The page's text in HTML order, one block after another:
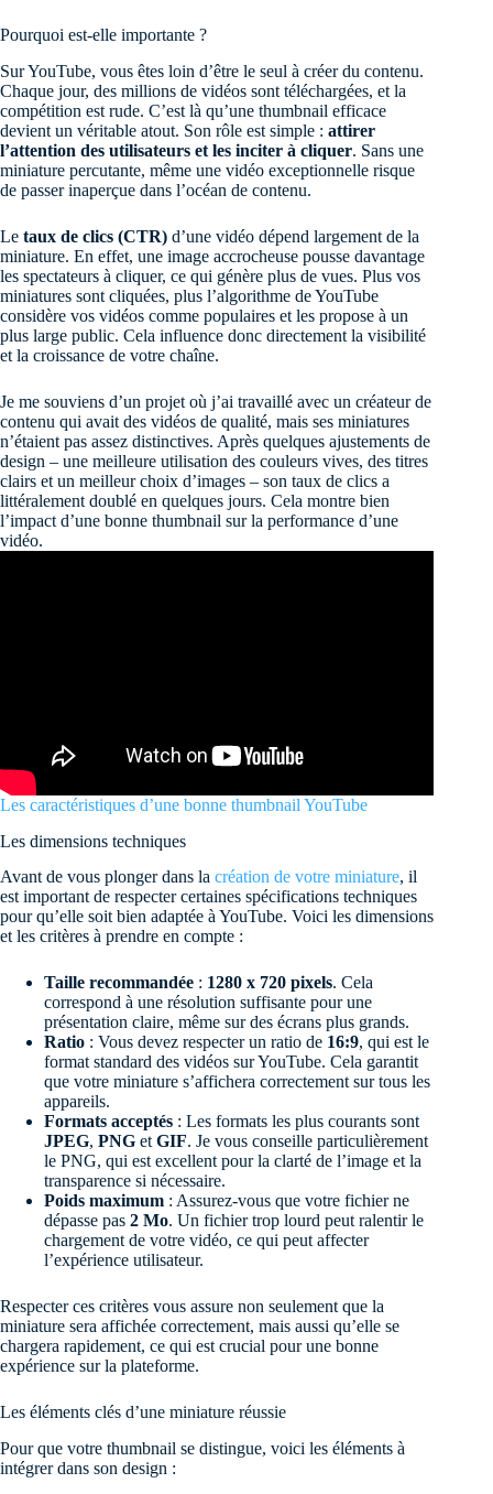
Pourquoi est-elle importante ?
Sur YouTube, vous êtes loin d’être le seul à créer du contenu.
Chaque jour, des millions de vidéos sont téléchargées, et la
compétition est rude. C’est là qu’une thumbnail efficace
devient un véritable atout. Son rôle est simple : attirer
l’attention des utilisateurs et les inciter à cliquer. Sans une
miniature percutante, même une vidéo exceptionnelle risque
de passer inaperçue dans l’océan de contenu.
Le taux de clics (CTR) d’une vidéo dépend largement de la
miniature. En effet, une image accrocheuse pousse davantage
les spectateurs à cliquer, ce qui génère plus de vues. Plus vos
miniatures sont cliquées, plus l’algorithme de YouTube
considère vos vidéos comme populaires et les propose à un
plus large public. Cela influence donc directement la visibilité
et la croissance de votre chaîne.
Je me souviens d’un projet où j’ai travaillé avec un créateur de
contenu qui avait des vidéos de qualité, mais ses miniatures
n’étaient pas assez distinctives. Après quelques ajustements de
design – une meilleure utilisation des couleurs vives, des titres
clairs et un meilleur choix d’images – son taux de clics a
littéralement doublé en quelques jours. Cela montre bien
l’impact d’une bonne thumbnail sur la performance d’une
vidéo.
Les caractéristiques d’une bonne thumbnail YouTube
Les dimensions techniques
Avant de vous plonger dans la création de votre miniature, il
est important de respecter certaines spécifications techniques
pour qu’elle soit bien adaptée à YouTube. Voici les dimensions
et les critères à prendre en compte :
Taille recommandée : 1280 x 720 pixels. Cela
correspond à une résolution suffisante pour une
présentation claire, même sur des écrans plus grands.
Ratio : Vous devez respecter un ratio de 16:9, qui est le
format standard des vidéos sur YouTube. Cela garantit
que votre miniature s’affichera correctement sur tous les
appareils.
Formats acceptés : Les formats les plus courants sont
JPEG, PNG et GIF. Je vous conseille particulièrement
le PNG, qui est excellent pour la clarté de l’image et la
transparence si nécessaire.
Poids maximum : Assurez-vous que votre fichier ne
dépasse pas 2 Mo. Un fichier trop lourd peut ralentir le
chargement de votre vidéo, ce qui peut affecter
l’expérience utilisateur.
Respecter ces critères vous assure non seulement que la
miniature sera affichée correctement, mais aussi qu’elle se
chargera rapidement, ce qui est crucial pour une bonne
expérience sur la plateforme.
Les éléments clés d’une miniature réussie
Pour que votre thumbnail se distingue, voici les éléments à
intégrer dans son design :